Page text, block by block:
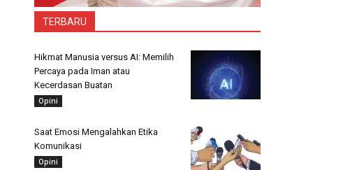
TERBARU
Hikmat Manusia versus AI: Memilih
Percaya pada Iman atau
Kecerdasan Buatan
Opini
Saat Emosi Mengalahkan Etika
Komunikasi
Opini